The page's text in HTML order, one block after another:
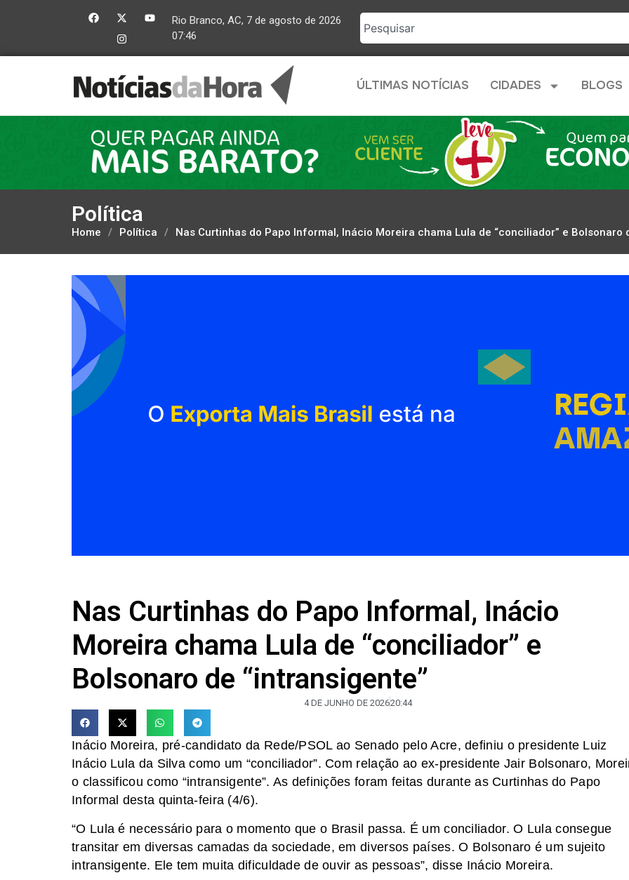
Rio Branco, AC, 7 de agosto de 2026
07:46
ÚLTIMAS NOTÍCIAS CIDADES BLOGS
Política
Home / Política / Nas Curtinhas do Papo Informal, Inácio Moreira chama Lula de “conciliador” e Bolsonaro
Nas Curtinhas do Papo Informal, Inácio
Moreira chama Lula de “conciliador” e
Bolsonaro de “intransigente”
4 DE JUNHO DE 202620:44
Inácio Moreira, pré-candidato da Rede/PSOL ao Senado pelo Acre, definiu o presidente Luiz
Inácio Lula da Silva como um “conciliador”. Com relação ao ex-presidente Jair Bolsonaro,
o classificou como “intransigente”. As definições foram feitas durante as Curtinhas do Papo
Informal desta quinta-feira (4/6).
“O Lula é necessário para o momento que o Brasil passa. É um conciliador. O Lula consegue
transitar em diversas camadas da sociedade, em diversos países. O Bolsonaro é um sujeito
intransigente. Ele tem muita dificuldade de ouvir as pessoas”, disse Inácio Moreira.